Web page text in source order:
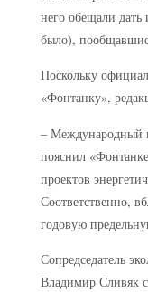
него обещали
было),
Поскольку
«Фонтанку»,
– Международный
пояснил
проектов
Соответственно,
годовую
Сопредседатель
Владимир Сливяк